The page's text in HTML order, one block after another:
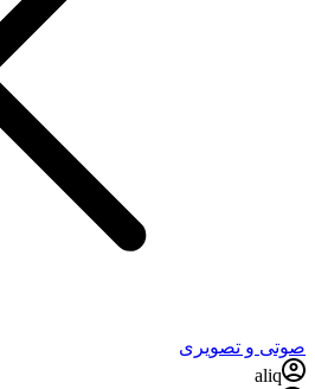
صوتی و تصویری
aliq